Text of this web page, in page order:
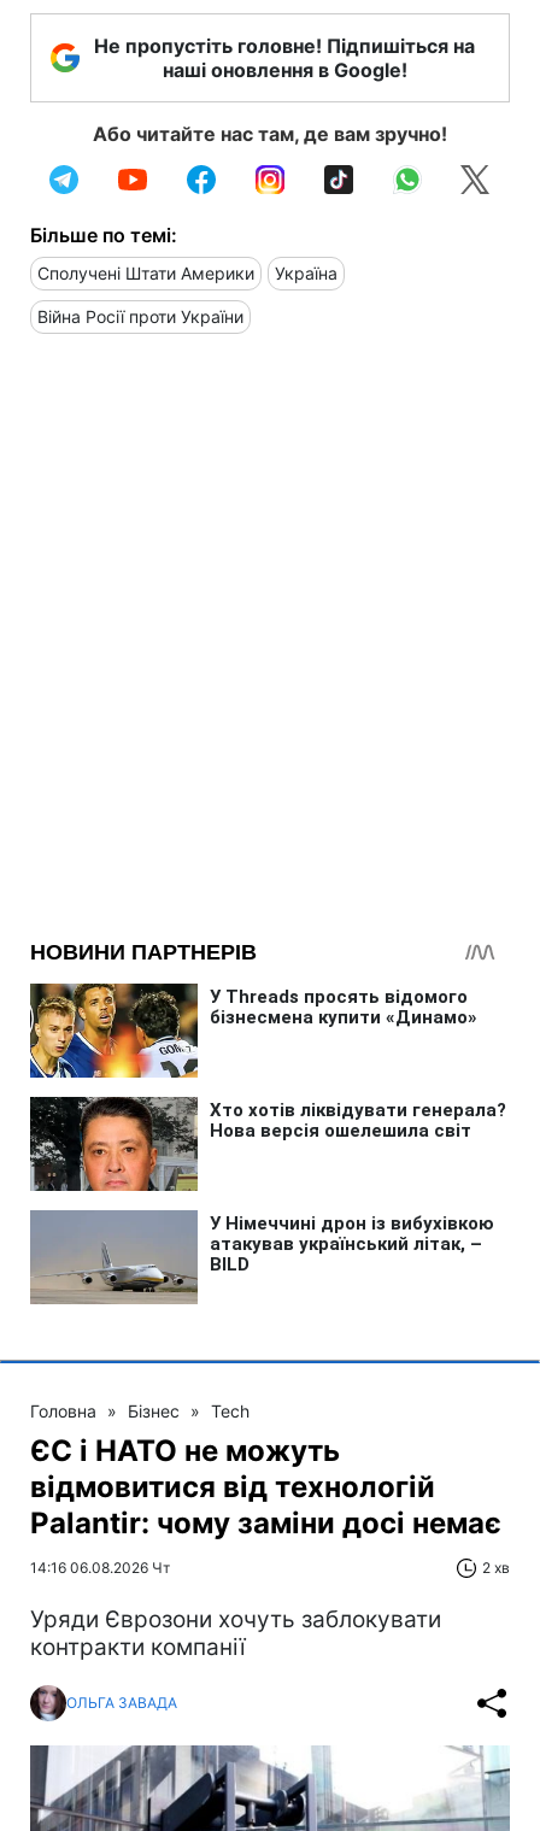
Не пропустіть головне! Підпишіться на
наші оновлення в Google!
Або читайте нас там, де вам зручно!
Більше по темі:
Сполучені Штати Америки Україна
Війна Росії проти України
Головна » Бізнес » Tech
ЄС і НАТО не можуть
відмовитися від технологій
Palantir: чому заміни досі немає
14:16 06.08.2026 Чт 2 хв
Уряди Єврозони хочуть заблокувати
контракти компанії
ОЛЬГА ЗАВАДА